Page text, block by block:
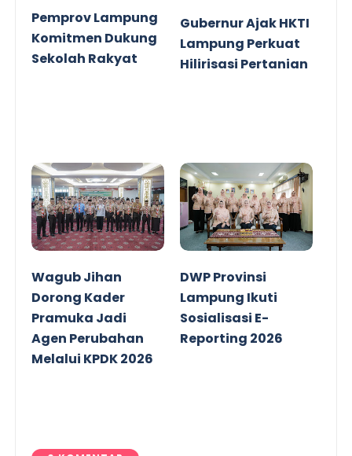
Pemprov Lampung
Komitmen Dukung
Sekolah Rakyat
Gubernur Ajak HKTI
Lampung Perkuat
Hilirisasi Pertanian
Wagub Jihan
Dorong Kader
Pramuka Jadi
Agen Perubahan
Melalui KPDK 2026
DWP Provinsi
Lampung Ikuti
Sosialisasi E-
Reporting 2026